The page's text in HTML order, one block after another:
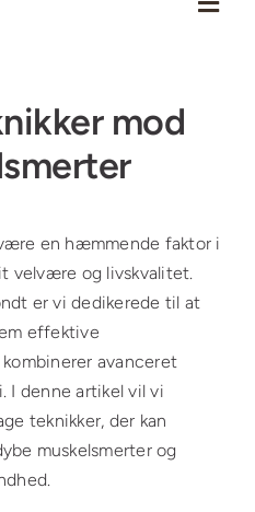
mod
en hæmmende faktor i
velvære og livskvalitet.
er vi dedikerede til at
effektive
avanceret
I denne artikel vil vi
teknikker, der kan
muskelsmerter og